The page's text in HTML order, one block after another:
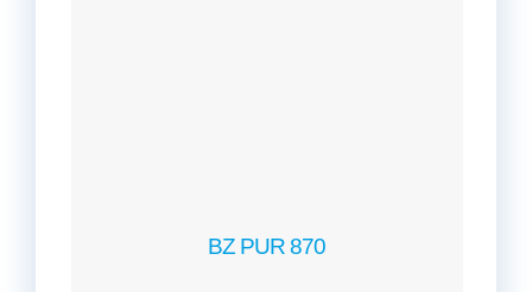
BZ PUR 870